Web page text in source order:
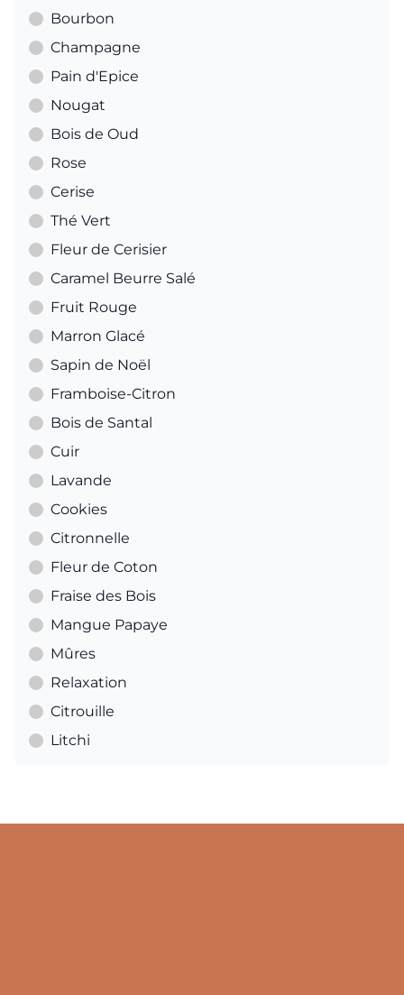
Bourbon
Champagne
Pain d'Epice
Nougat
Bois de Oud
Rose
Cerise
Thé Vert
Fleur de Cerisier
Caramel Beurre Salé
Fruit Rouge
Marron Glacé
Sapin de Noël
Framboise-Citron
Bois de Santal
Cuir
Lavande
Cookies
Citronnelle
Fleur de Coton
Fraise des Bois
Mangue Papaye
Mûres
Relaxation
Citrouille
Litchi